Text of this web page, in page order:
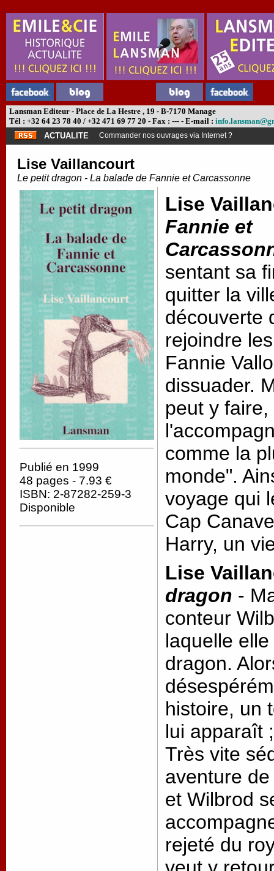
Lansman Editeur - Place de La Hestre , 19 - B-7170 Manage
Tél : +32 64 23 78 40 / +32 471 69 77 20 - Fax : --- - E-mail :
ACTUALITE
Commander nos ouvrages via Internet ?
Lise Vaillancourt
Le petit dragon - La balade de Fannie et Carcassonne
Publié en 1999
48 pages - 7.93 €
ISBN: 2-87282-259-3
Disponible
Lise
Fannie et
sentant sa
quitter la
découverte
rejoindre
Fannie
dissuader.
peut y
comme la
monde".
voyage qui
Cap
Harry, un
Lise
dragon -
conteur
laquelle
dragon.
histoire, un
lui apparaît
Très vite
aventure
et Wilbrod
rejeté du